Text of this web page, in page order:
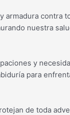
armadura contra
nuestra
y
para
de toda